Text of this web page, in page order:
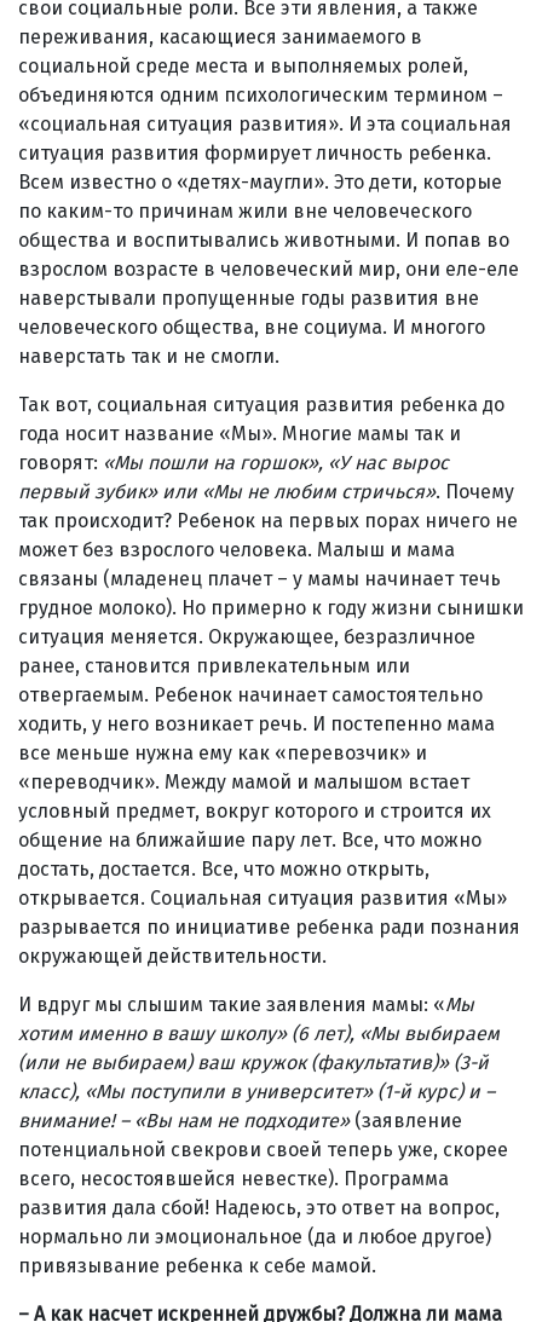
свои социальные роли. Все эти явления, а также
переживания, касающиеся занимаемого в
социальной среде места и выполняемых ролей,
объединяются одним психологическим термином –
«социальная ситуация развития». И эта социальная
ситуация развития формирует личность ребенка.
Всем известно о «детях-маугли». Это дети, которые
по каким-то причинам жили вне человеческого
общества и воспитывались животными. И попав во
взрослом возрасте в человеческий мир, они еле-еле
наверстывали пропущенные годы развития вне
человеческого общества, вне социума. И многого
наверстать так и не смогли.
Так вот, социальная ситуация развития ребенка до
года носит название «Мы». Многие мамы так и
говорят: «Мы пошли на горшок», «У нас вырос
первый зубик» или «Мы не любим стричься». Почему
так происходит? Ребенок на первых порах ничего не
может без взрослого человека. Малыш и мама
связаны (младенец плачет – у мамы начинает течь
грудное молоко). Но примерно к году жизни сынишки
ситуация меняется. Окружающее, безразличное
ранее, становится привлекательным или
отвергаемым. Ребенок начинает самостоятельно
ходить, у него возникает речь. И постепенно мама
все меньше нужна ему как «перевозчик» и
«переводчик». Между мамой и малышом встает
условный предмет, вокруг которого и строится их
общение на ближайшие пару лет. Все, что можно
достать, достается. Все, что можно открыть,
открывается. Социальная ситуация развития «Мы»
разрывается по инициативе ребенка ради познания
окружающей действительности.
И вдруг мы слышим такие заявления мамы: «Мы
хотим именно в вашу школу» (6 лет), «Мы выбираем
(или не выбираем) ваш кружок (факультатив)» (3-й
класс), «Мы поступили в университет» (1-й курс) и –
внимание! – «Вы нам не подходите»(заявление
потенциальной свекрови своей теперь уже, скорее
всего, несостоявшейся невестке). Программа
развития дала сбой! Надеюсь, это ответ на вопрос,
нормально ли эмоциональное (да и любое другое)
привязывание ребенка к себе мамой.
– А как насчет искренней дружбы? Должна ли мама